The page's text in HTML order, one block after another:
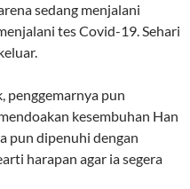
sedang menjalani
tes Covid-19. Sehari
penggemarnya pun
kesembuhan Han
pun dipenuhi dengan
harapan agar ia segera